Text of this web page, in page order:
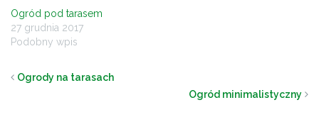
Ogród pod tarasem
27 grudnia 2017
Podobny wpis
Ogrody na tarasach
Ogród minimalistyczny